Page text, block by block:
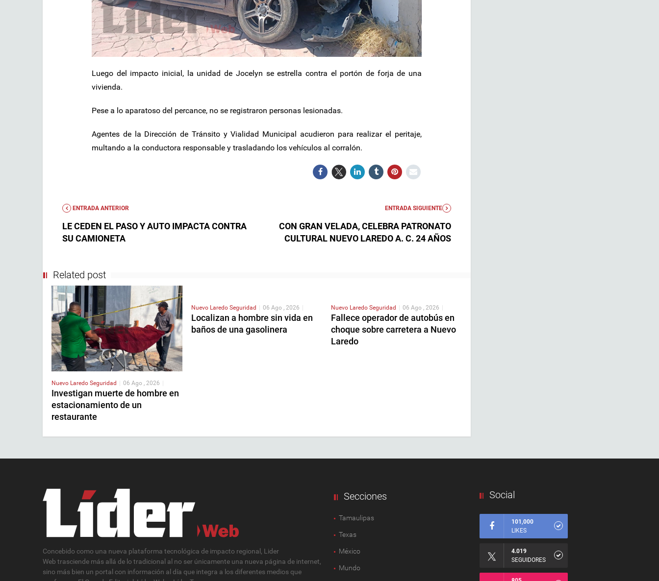
Luego del impacto inicial, la unidad de Jocelyn se estrella contra el portón de forja de una
vivienda.
Pese a lo aparatoso del percance, no se registraron personas lesionadas.
Agentes de la Dirección de Tránsito y Vialidad Municipal acudieron para realizar el peritaje,
multando a la conductora responsable y trasladando los vehículos al corralón.
ENTRADA ANTERIOR
LE CEDEN EL PASO Y AUTO IMPACTA CONTRA
SU CAMIONETA
ENTRADA SIGUIENTE
CON GRAN VELADA, CELEBRA PATRONATO
CULTURAL NUEVO LAREDO A. C. 24 AÑOS
Related post
Nuevo Laredo Seguridad 06 Ago , 2026
Investigan muerte de hombre en
estacionamiento de un
restaurante
Nuevo Laredo Seguridad | 06 Ago , 2026 |
Localizan a hombre sin vida en
baños de una gasolinera
Nuevo Laredo Seguridad | 06 Ago , 2026 |
Fallece operador de autobús en
choque sobre carretera a Nuevo
Laredo
Concebido como una nueva plataforma tecnológica de impacto regional, Lider
Web trasciende más allá de lo tradicional al no ser únicamente una nueva página de internet,
sino más bien un portal con información al día que integra a los diferentes medios que
Secciones
Tamaulipas
Texas
México
Mundo
Social
101,000
LIKES
4.019
SEGUIDORES